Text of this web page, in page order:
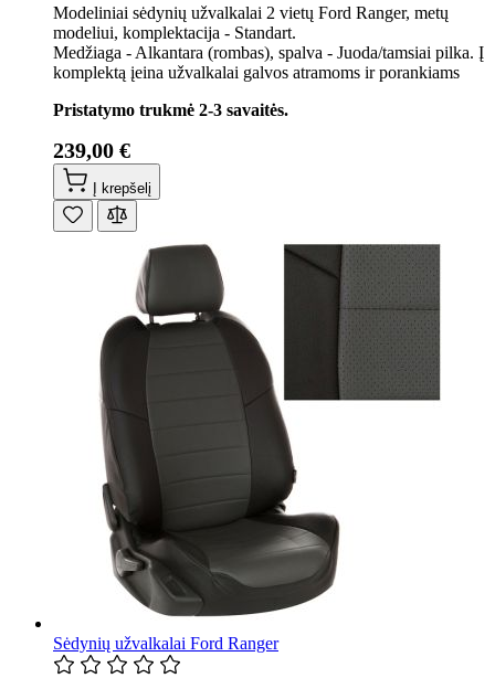
Modeliniai sėdynių užvalkalai 2 vietų Ford Ranger, metų
modeliui, komplektacija - Standart.
Medžiaga - Alkantara (rombas), spalva - Juoda/tamsiai pilka. Į
komplektą įeina užvalkalai galvos atramoms ir porankiams
Pristatymo trukmė 2-3 savaitės.
239,00 €
Į krepšelį
Sėdynių užvalkalai Ford Ranger